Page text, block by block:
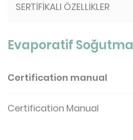
SERTİFİKALI ÖZELLİKLER
Evaporatif Soğutma
Certification manual
Certification Manual